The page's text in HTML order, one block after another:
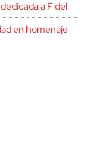
a Fidel
en homenaje